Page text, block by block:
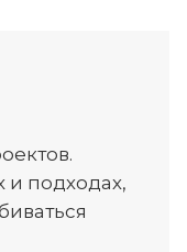
и подходах,